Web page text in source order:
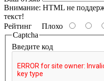
Внимание: HTML не
текст!
Рейтинг Плохо
Captcha
Введите код